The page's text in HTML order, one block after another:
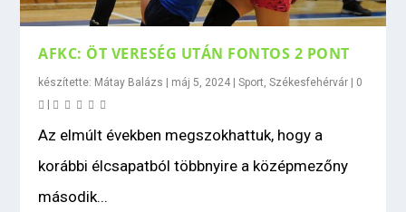
AFKC: ÖT VERESÉG UTÁN FONTOS 2 PONT
készítette: Mátay Balázs | máj 5, 2024 |Sport ,Székesfehérvár | 0
|
Az elmúlt években megszokhattuk, hogy a
korábbi élcsapatból többnyire a középmezőny
második...